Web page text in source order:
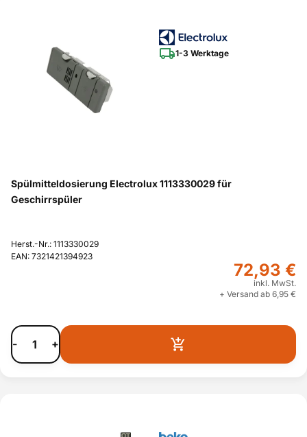
1-3 Werktage
Spülmitteldosierung Electrolux 1113330029 für
Geschirrspüler
Herst.-Nr.: 1113330029
EAN: 7321421394923
72,93 €
inkl. MwSt.
+ Versand ab 6,95 €
- +